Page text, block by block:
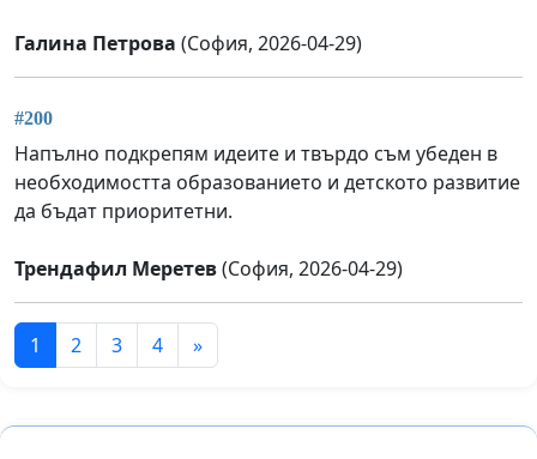
Галина Петрова (София, 2026-04-29)
#200
Напълно подкрепям идеите и твърдо съм убеден в
необходимостта образованието и детското развитие
да бъдат приоритетни.
Трендафил Меретев(София, 2026-04-29)
1 2 3 4 »